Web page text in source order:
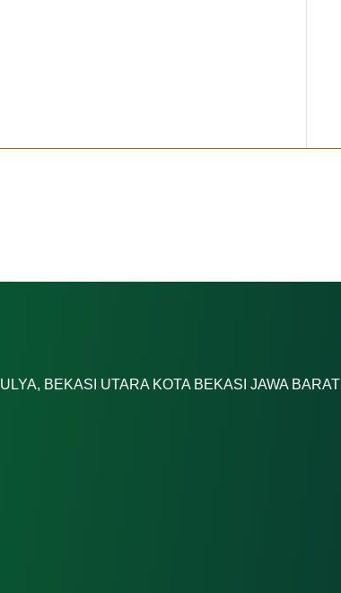
BEKASI UTARA KOTA BEKASI JAWA BARAT